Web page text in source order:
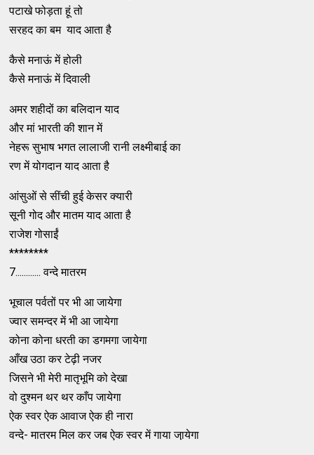
पटाखे फोड़ता हूं तो
सरहद का बम याद आता है
कैसे मनाऊं में होली
कैसे मनाऊं में दिवाली
अमर शहीदों का बलिदान याद
और मां भारती की शान में
नेहरू सुभाष भगत लालाजी रानी लक्ष्मीबाई का
रण में योगदान याद आता है
आंसुओं से सींची हुई केसर क्यारी
सूनी गोद और मातम याद आता है
राजेश गोसाईं
********
7............ वन्दे मातरम
भूचाल पर्वतों पर भी आ जायेगा
ज्वार समन्दर में भी आ जायेगा
कोना कोना धरती का डगमगा जायेगा
आँख उठा कर टेढ़ी नजर
जिसने भी मेरी मातृभूमि को देखा
वो दुश्मन थर थर काँप जायेगा
ऐक स्वर ऐक आवाज ऐक ही नारा
वन्दे- मातरम मिल कर जब ऐक स्वर में गाया जा़येगा